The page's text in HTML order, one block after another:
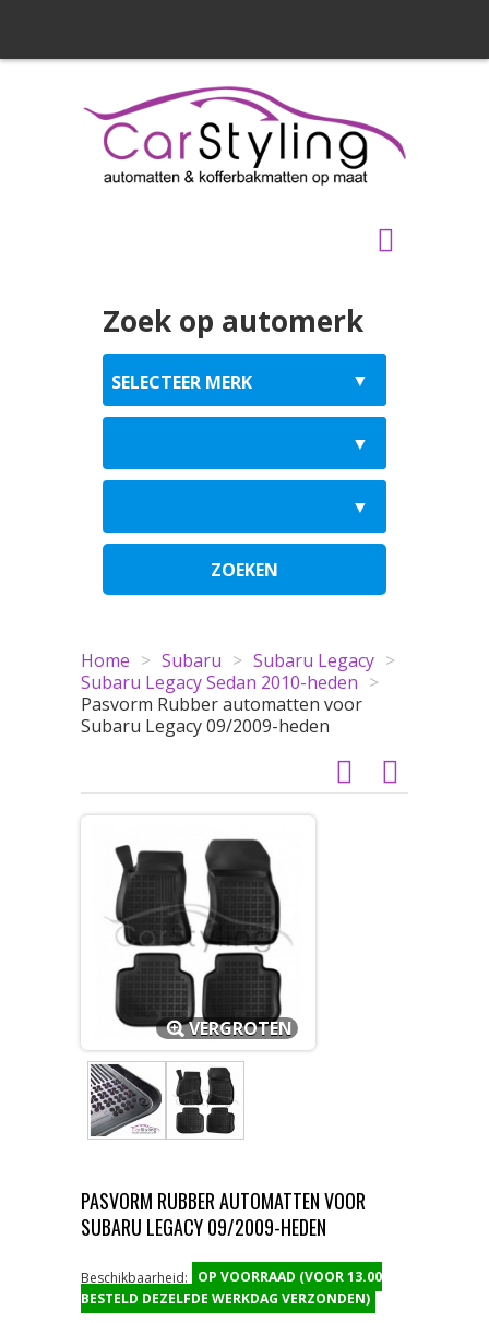
Zoek op automerk
ZOEKEN
Home > Subaru > Subaru Legacy >
Subaru Legacy Sedan 2010-heden >
Pasvorm Rubber automatten voor
Subaru Legacy 09/2009-heden
VERGROTEN
PASVORM RUBBER AUTOMATTEN VOOR
SUBARU LEGACY 09/2009-HEDEN
Beschikbaarheid:
OP VOORRAAD (VOOR 13.00
BESTELD DEZELFDE WERKDAG VERZONDEN)